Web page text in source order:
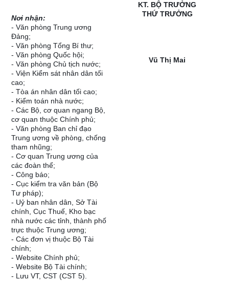
Nơi nhận:
- Văn phòng Trung ương
Đảng;
- Văn phòng Tổng Bí thư;
- Văn phòng Quốc hội;
- Văn phòng Chủ tịch nước;
- Viện Kiểm sát nhân dân tối
cao;
- Tòa án nhân dân tối cao;
- Kiểm toán nhà nước;
- Các Bộ, cơ quan ngang Bộ,
cơ quan thuộc Chính phủ;
- Văn phòng Ban chỉ đạo
Trung ương về phòng, chống
tham nhũng;
- Cơ quan Trung ương của
các đoàn thể;
- Công báo;
- Cục kiểm tra văn bản (Bộ
Tư pháp);
- Uỷ ban nhân dân, Sở Tài
chính, Cục Thuế, Kho bạc
nhà nước các tỉnh, thành phố
trực thuộc Trung ương;
- Các đơn vị thuộc Bộ Tài
chính;
- Website Chính phủ;
- Website Bộ Tài chính;
- Lưu VT, CST (CST 5).
KT. BỘ TRƯỞNG
THỨ TRƯỞNG
Vũ Thị Mai